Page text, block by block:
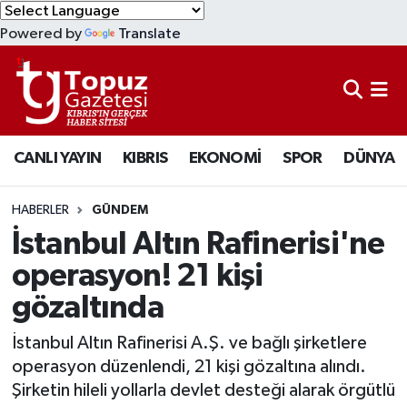
Powered by Translate
CANLI YAYIN KIBRIS EKONOMİ SPOR DÜNYA
HABERLER GÜNDEM
İstanbul Altın Rafinerisi'ne
operasyon! 21 kişi
gözaltında
İstanbul Altın Rafinerisi A.Ş. ve bağlı şirketlere
operasyon düzenlendi, 21 kişi gözaltına alındı.
Şirketin hileli yollarla devlet desteği alarak örgütlü
KIBRIS
DÜNYA
EKONOMİ
MAGAZİN
SAĞLIK
SPOR
TEKNOLOJİ
TÜRKİYE
Lefkoşa Nöbetçi Eczaneler
Lefkoşa Hava Durumu
Lefkoşa Trafik Yoğunluk Haritası
Süper Lig Puan Durumu ve Fikstür
Tüm Manşetler
Son Dakika Haberleri
Haber Arşivi